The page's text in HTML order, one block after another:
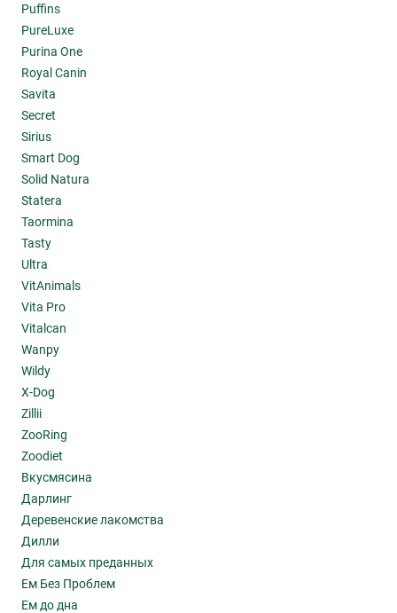
Puffins
PureLuxe
Purina One
Royal Canin
Savita
Secret
Sirius
Smart Dog
Solid Natura
Statera
Taormina
Tasty
Ultra
VitAnimals
Vita Pro
Vitalcan
Wanpy
Wildy
X-Dog
Zillii
ZooRing
Zoodiet
Вкусмясина
Дарлинг
Деревенские лакомства
Дилли
Для самых преданных
Ем Без Проблем
Ем до дна